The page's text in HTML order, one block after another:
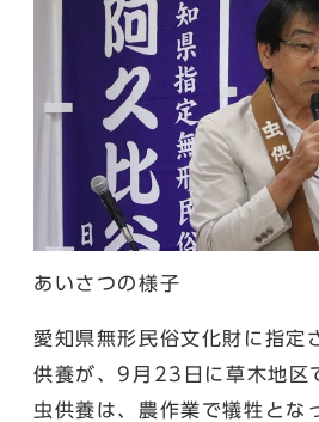
あいさつの様子
愛知県無形民俗文化財に指定
供養が、9月23日に草木地区
虫供養は、農作業で犠牲とな